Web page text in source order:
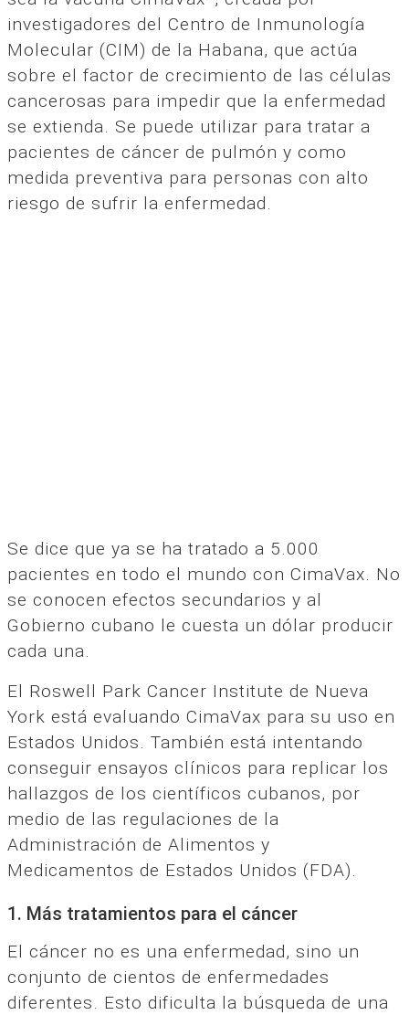
investigadores del Centro de Inmunología
Molecular (CIM) de la Habana, que actúa
sobre el factor de crecimiento de las células
cancerosas para impedir que la enfermedad
se extienda. Se puede utilizar para tratar a
pacientes de cáncer de pulmón y como
medida preventiva para personas con alto
riesgo de sufrir la enfermedad.
Se dice que ya se ha tratado a 5.000
pacientes en todo el mundo con CimaVax. No
se conocen efectos secundarios y al
Gobierno cubano le cuesta un dólar producir
cada una.
El Roswell Park Cancer Institute de Nueva
York está evaluando CimaVax para su uso en
Estados Unidos. También está intentando
conseguir ensayos clínicos para replicar los
hallazgos de los científicos cubanos, por
medio de las regulaciones de la
Administración de Alimentos y
Medicamentos de Estados Unidos (FDA).
1. Más tratamientos para el cáncer
El cáncer no es una enfermedad, sino un
conjunto de cientos de enfermedades
diferentes. Esto dificulta la búsqueda de una